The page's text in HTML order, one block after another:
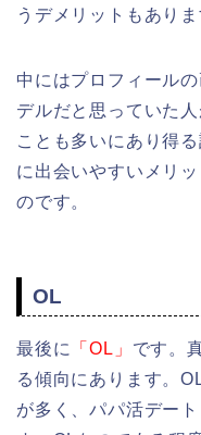
うデメリットもありま
中にはプロフィール
デルだと思っていた
ことも多いにあり得
に出会いやすいメリ
のです。
OL
最後に 「OL」 です。
る傾向にあります。
が多く、パパ活デー